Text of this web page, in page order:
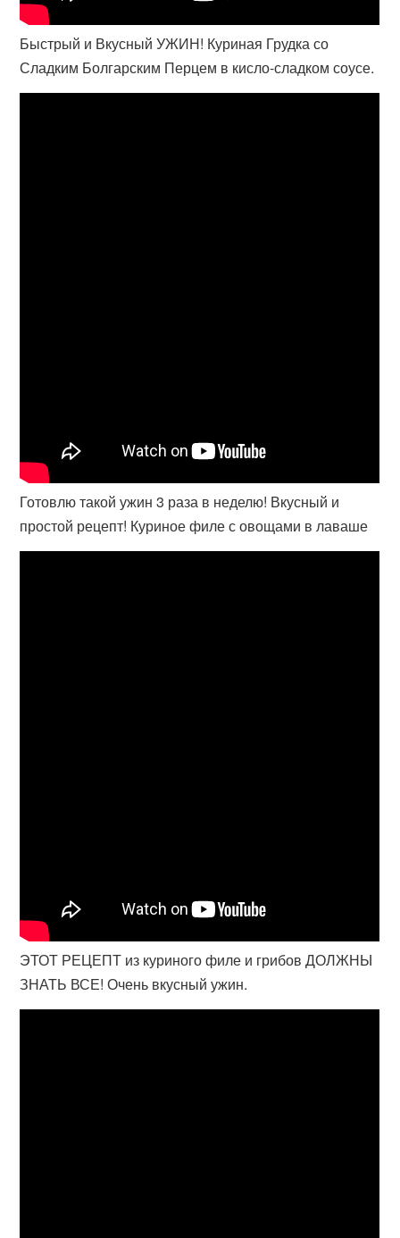
Быстрый и Вкусный УЖИН! Куриная Грудка со
Сладким Болгарским Перцем в кисло-сладком соусе.
Готовлю такой ужин 3 раза в неделю! Вкусный и
простой рецепт! Куриное филе с овощами в лаваше
ЭТОТ РЕЦЕПТ из куриного филе и грибов ДОЛЖНЫ
ЗНАТЬ ВСЕ! Очень вкусный ужин.